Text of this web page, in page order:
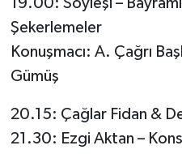
19.00: Söyleşi –
Şekerlemeler
Konuşmacı: A. Çağrı
Gümüş
20.15: Çağlar Fidan &
21.30: Ezgi Aktan –